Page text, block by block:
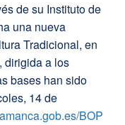
de su Instituto de
una nueva
Tradicional, en
dirigida a los
bases han sido
14 de
BOP